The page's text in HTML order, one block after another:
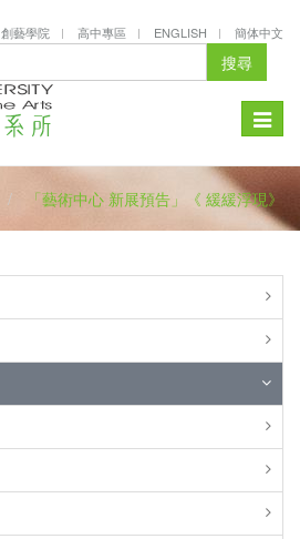
創藝學院 高中專區 ENGLISH 簡体中文
搜尋
Toggle
「藝術中心 新展預告」《 緩緩浮現》